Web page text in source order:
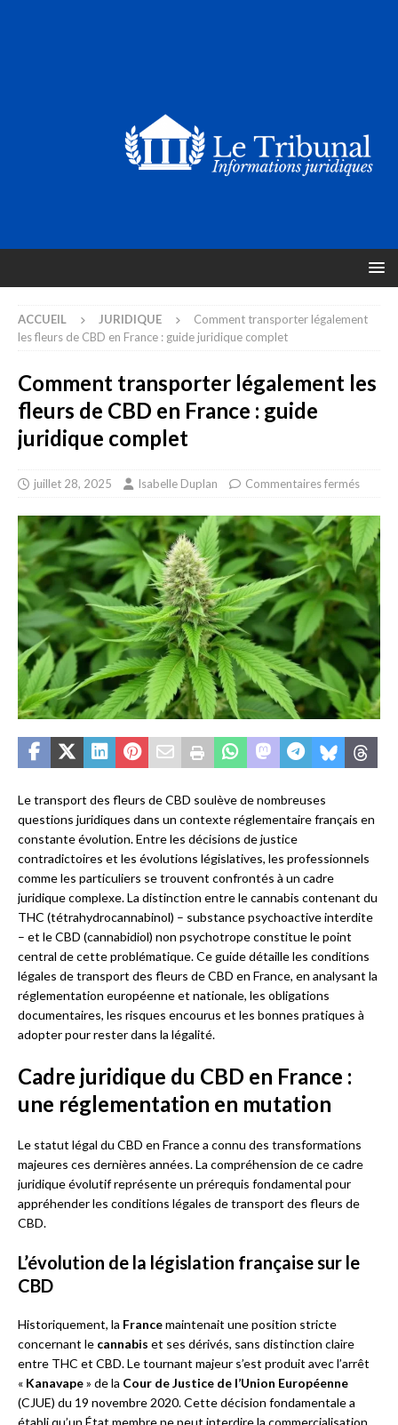
ACCUEIL JURIDIQUE
Comment transporter légalement
les fleurs de CBD en France : guide juridique complet
Comment transporter légalement les
fleurs de CBD en France : guide
juridique complet
juillet 28, 2025 Isabelle Duplan Commentaires fermés
Le transport des fleurs de CBD soulève de nombreuses
questions juridiques dans un contexte réglementaire français en
constante évolution. Entre les décisions de justice
contradictoires et les évolutions législatives, les professionnels
comme les particuliers se trouvent confrontés à un cadre
juridique complexe. La distinction entre le cannabis contenant du
THC (tétrahydrocannabinol) – substance psychoactive interdite
– et le CBD (cannabidiol) non psychotrope constitue le point
central de cette problématique. Ce guide détaille les conditions
légales de transport des fleurs de CBD en France, en analysant la
réglementation européenne et nationale, les obligations
documentaires, les risques encourus et les bonnes pratiques à
adopter pour rester dans la légalité.
Cadre juridique du CBD en France :
une réglementation en mutation
Le statut légal du CBD en France a connu des transformations
majeures ces dernières années. La compréhension de ce cadre
juridique évolutif représente un prérequis fondamental pour
appréhender les conditions légales de transport des fleurs de
CBD.
L’évolution de la législation française sur le
CBD
Historiquement, la Francemaintenait une position stricte
concernant le cannabis et ses dérivés, sans distinction claire
entre THC et CBD. Le tournant majeur s’est produit avec l’arrêt
« Kanavape» de la Cour de Justice de l’Union Européenne
(CJUE) du 19 novembre 2020. Cette décision fondamentale a
établi qu’un État membre ne peut interdire la commercialisation